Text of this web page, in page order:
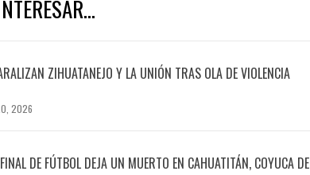
ZIHUATANEJO Y LA UNIÓN TRAS OLA DE VIOLENCIA
2026
DE FÚTBOL DEJA UN MUERTO EN CAHUATITÁN, COYUCA DE